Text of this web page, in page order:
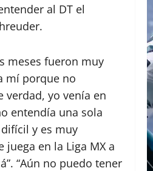
al DT el
meses fueron muy
mí porque no
verdad, yo venía en
entendía una sola
y es muy
juega en la Liga MX a
“Aún no puedo tener